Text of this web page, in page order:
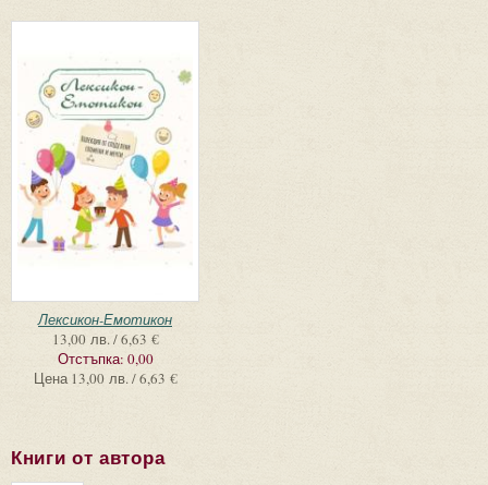
Лексикон-Емотикон
13,00 лв. / 6,63 €
Отстъпка: 0,00
Цена 13,00 лв. / 6,63 €
Книги от автора